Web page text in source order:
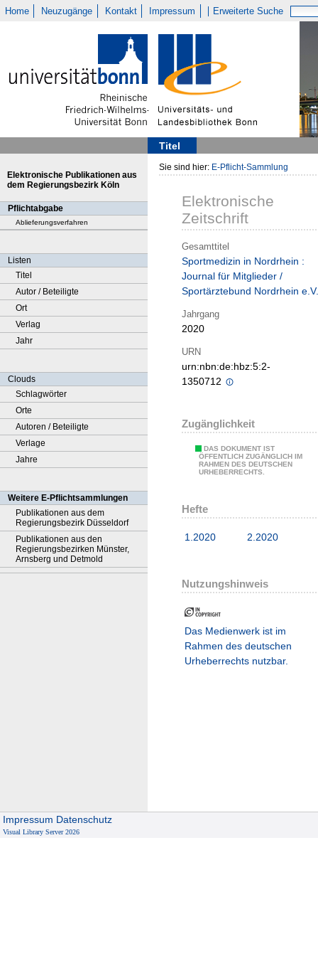
Home Neuzugänge Kontakt Impressum Erweiterte Suche
Titel
Elektronische Publikationen aus
dem Regierungsbezirk Köln
Pflichtabgabe
Ablieferungsverfahren
Listen
Titel
Autor / Beteiligte
Ort
Verlag
Jahr
Clouds
Schlagwörter
Orte
Autoren / Beteiligte
Verlage
Jahre
Weitere E-Pflichtsammlungen
Publikationen aus dem
Regierungsbezirk Düsseldorf
Publikationen aus den
Regierungsbezirken Münster,
Arnsberg und Detmold
Sie sind hier: E-Pflicht-Sammlung
Elektronische
Zeitschrift
Gesamttitel
Sportmedizin in Nordrhein :
Journal für Mitglieder /
Sportärztebund Nordrhein e.V.
Jahrgang
2020
URN
urn:nbn:de:hbz:5:2-
1350712
Zugänglichkeit
DAS DOKUMENT IST
ÖFFENTLICH ZUGÄNGLICH IM
RAHMEN DES DEUTSCHEN
URHEBERRECHTS.
Hefte
1.2020 2.2020
Nutzungshinweis
Das Medienwerk ist im
Rahmen des deutschen
Urheberrechts nutzbar.
Impressum Datenschutz
Visual Library Server 2026